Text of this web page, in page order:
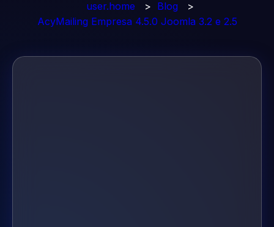
user.home > Blog
>
AcyMailing Empresa 4.5.0 Joomla 3.2 e 2.5